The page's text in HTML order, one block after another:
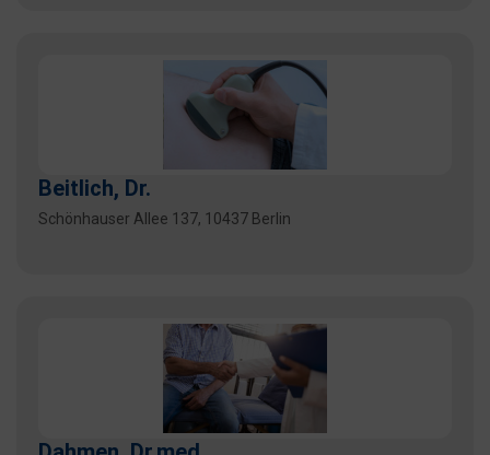
Beitlich, Dr.
Schönhauser Allee 137, 10437 Berlin